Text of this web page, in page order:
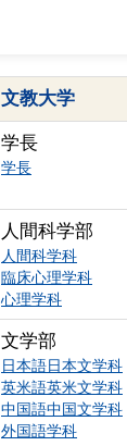
文教大学
学長
学長
人間科学部
人間科学科
臨床心理学科
心理学科
文学部
日本語日本文学科
英米語英米文学科
中国語中国文学科
外国語学科